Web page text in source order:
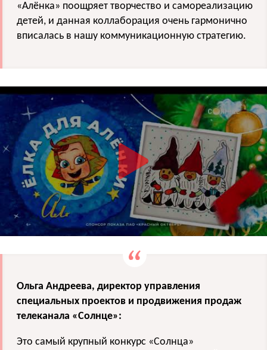
«Алёнка» поощряет творчество и самореализацию
детей, и данная коллаборация очень гармонично
вписалась в нашу коммуникационную стратегию.
Ольга Андреева, директор управления
специальных проектов и продвижения продаж
телеканала «Солнце»:
Это самый крупный конкурс «Солнца»